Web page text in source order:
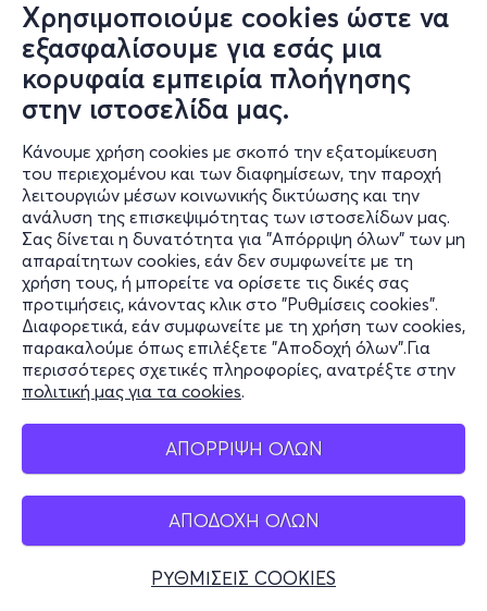
Χρησιμοποιούμε cookies ώστε να
εξασφαλίσουμε για εσάς μια
κορυφαία εμπειρία πλοήγησης
στην ιστοσελίδα μας.
Κάνουμε χρήση cookies με σκοπό την εξατομίκευση
του περιεχομένου και των διαφημίσεων, την παροχή
λειτουργιών μέσων κοινωνικής δικτύωσης και την
ανάλυση της επισκεψιμότητας των ιστοσελίδων μας.
Σας δίνεται η δυνατότητα για "Απόρριψη όλων" των μη
απαραίτητων cookies, εάν δεν συμφωνείτε με τη
χρήση τους, ή μπορείτε να ορίσετε τις δικές σας
προτιμήσεις, κάνοντας κλικ στο "Ρυθμίσεις cookies".
Διαφορετικά, εάν συμφωνείτε με τη χρήση των cookies,
παρακαλούμε όπως επιλέξετε "Αποδοχή όλων".Για
περισσότερες σχετικές πληροφορίες, ανατρέξτε στην
πολιτική μας για τα cookies.
ΑΠΟΡΡΙΨΗ ΟΛΩΝ
ΑΠΟΔΟΧΗ ΟΛΩΝ
ΡΥΘΜΙΣΕΙΣ COOKIES